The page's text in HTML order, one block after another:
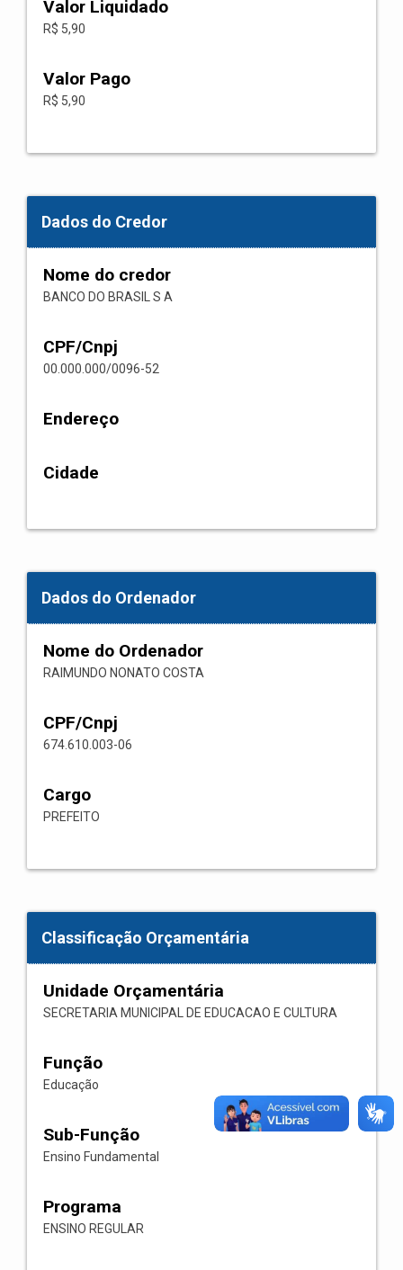
Valor Liquidado
R$ 5,90
Valor Pago
R$ 5,90
Dados do Credor
Nome do credor
BANCO DO BRASIL S A
CPF/Cnpj
00.000.000/0096-52
Endereço
Cidade
Dados do Ordenador
Nome do Ordenador
RAIMUNDO NONATO COSTA
CPF/Cnpj
674.610.003-06
Cargo
PREFEITO
Classificação Orçamentária
Unidade Orçamentária
SECRETARIA MUNICIPAL DE EDUCACAO E CULTURA
Função
Educação
Sub-Função
Ensino Fundamental
Programa
ENSINO REGULAR